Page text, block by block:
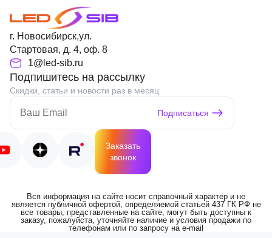
г. Новосибирск,ул.
Стартовая, д. 4, оф. 8
1@led-sib.ru
Подпишитесь на рассылку
Скидки, статьи и новости раз в месяц
Подписаться
Заказать
звонок
Вся информация на сайте носит справочный характер и не
является публичной офертой, определяемой статьей 437 ГК РФ не
все товары, представленные на сайте, могут быть доступны к
заказу, пожалуйста, уточняйте наличие и условия продажи по
телефонам или по запросу на e-mail